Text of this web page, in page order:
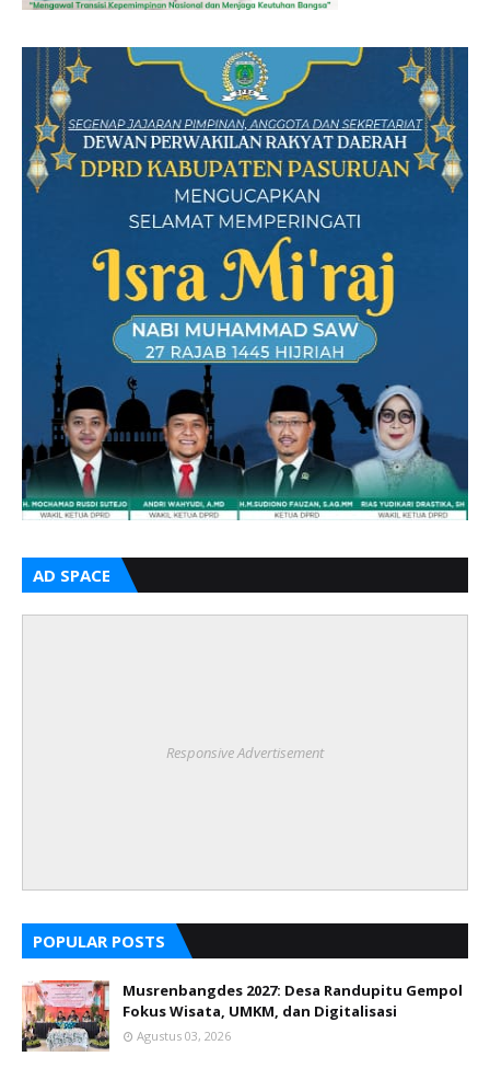
AD SPACE
Responsive Advertisement
POPULAR POSTS
Musrenbangdes 2027: Desa Randupitu Gempol
Fokus Wisata, UMKM, dan Digitalisasi
Agustus 03, 2026